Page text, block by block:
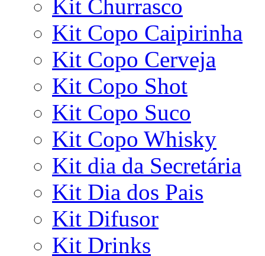
Kit Churrasco
Kit Copo Caipirinha
Kit Copo Cerveja
Kit Copo Shot
Kit Copo Suco
Kit Copo Whisky
Kit dia da Secretária
Kit Dia dos Pais
Kit Difusor
Kit Drinks